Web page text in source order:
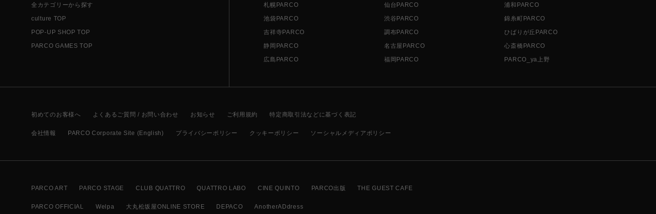
全カテゴリーから探す
culture TOP
POP-UP SHOP TOP
PARCO GAMES TOP
札幌PARCO 仙台PARCO
浦和PARCO
池袋PARCO
渋谷PARCO
錦糸町PARCO
吉祥寺PARCO
調布PARCO
ひばりが丘PARCO
静岡PARCO
名古屋PARCO
心斎橋PARCO
広島PARCO
福岡PARCO PARCO_ya上野
初めてのお客様へ よくあるご質問 / お問い合わせ お知らせ ご利用規約 特定商取引法などに基づく表記
会社情報 PARCO Corporate Site (English) プライバシーポリシー クッキーポリシー ソーシャルメディアポリシー
PARCO ART PARCO STAGE CLUB QUATTRO QUATTRO LABO CINE QUINTO PARCO出版 THE GUEST CAFE
PARCO OFFICIAL Welpa 大丸松坂屋ONLINE STORE DEPACO AnotherADdress